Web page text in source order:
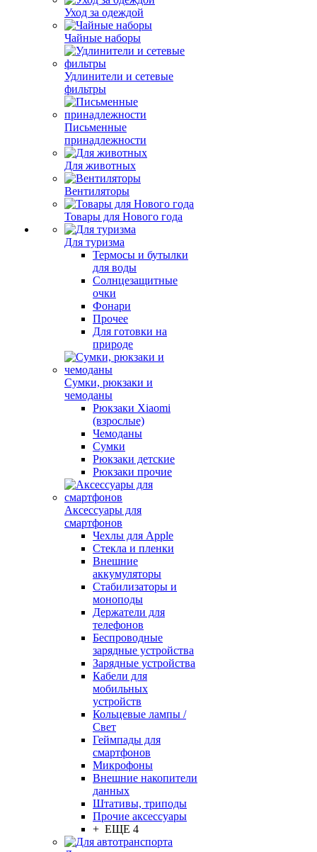
Уход за одеждой
Чайные наборы
Удлинители и сетевые
фильтры
Письменные
принадлежности
Для животных
Вентиляторы
Товары для Нового года
Для туризма
Термосы и бутылки
для воды
Солнцезащитные
очки
Фонари
Прочее
Для готовки на
природе
Сумки, рюкзаки и
чемоданы
Рюкзаки Xiaomi
(взрослые)
Чемоданы
Сумки
Рюкзаки детские
Рюкзаки прочие
Аксессуары для
смартфонов
Чехлы для Apple
Стекла и пленки
Внешние
аккумуляторы
Стабилизаторы и
моноподы
Держатели для
телефонов
Беспроводные
зарядные устройства
Зарядные устройства
Кабели для
мобильных
устройств
Кольцевые лампы /
Свет
Геймпады для
смартфонов
Микрофоны
Внешние накопители
данных
Штативы, триподы
Прочие аксессуары
+ ЕЩЕ 4